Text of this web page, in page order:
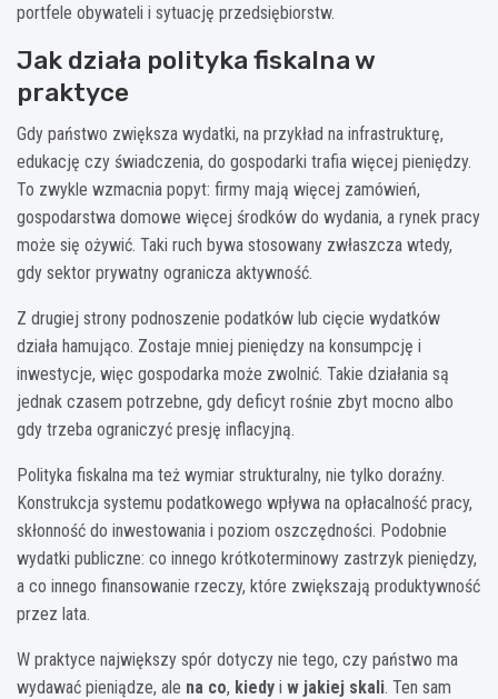
portfele obywateli i sytuację przedsiębiorstw.
Jak działa polityka fiskalna w
praktyce
Gdy państwo zwiększa wydatki, na przykład na infrastrukturę,
edukację czy świadczenia, do gospodarki trafia więcej pieniędzy.
To zwykle wzmacnia popyt: firmy mają więcej zamówień,
gospodarstwa domowe więcej środków do wydania, a rynek pracy
może się ożywić. Taki ruch bywa stosowany zwłaszcza wtedy,
gdy sektor prywatny ogranicza aktywność.
Z drugiej strony podnoszenie podatków lub cięcie wydatków
działa hamująco. Zostaje mniej pieniędzy na konsumpcję i
inwestycje, więc gospodarka może zwolnić. Takie działania są
jednak czasem potrzebne, gdy deficyt rośnie zbyt mocno albo
gdy trzeba ograniczyć presję inflacyjną.
Polityka fiskalna ma też wymiar strukturalny, nie tylko doraźny.
Konstrukcja systemu podatkowego wpływa na opłacalność pracy,
skłonność do inwestowania i poziom oszczędności. Podobnie
wydatki publiczne: co innego krótkoterminowy zastrzyk pieniędzy,
a co innego finansowanie rzeczy, które zwiększają produktywność
przez lata.
W praktyce największy spór dotyczy nie tego, czy państwo ma
wydawać pieniądze, ale na co, kiedy i w jakiej skali. Ten sam